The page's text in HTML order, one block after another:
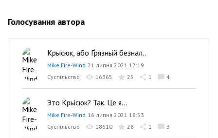
Голосування автора
Крьісюк, або Ґрязньій безнал..
Mike Fire-Wind 21 липня 2021 12:19
Суспільство
16365 25 1 4
Это Крьісюк? Так. Це я...
Mike Fire-Wind 16 липня 2021 18:53
Суспільство
18610 28 1 3